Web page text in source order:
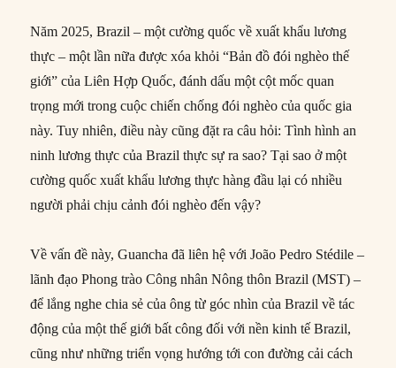
Năm 2025, Brazil – một cường quốc về xuất khẩu lương
thực – một lần nữa được xóa khỏi “Bản đồ đói nghèo thế
giới” của Liên Hợp Quốc, đánh dấu một cột mốc quan
trọng mới trong cuộc chiến chống đói nghèo của quốc gia
này. Tuy nhiên, điều này cũng đặt ra câu hỏi: Tình hình an
ninh lương thực của Brazil thực sự ra sao? Tại sao ở một
cường quốc xuất khẩu lương thực hàng đầu lại có nhiều
người phải chịu cảnh đói nghèo đến vậy?
Về vấn đề này, Guancha đã liên hệ với João Pedro Stédile –
lãnh đạo Phong trào Công nhân Nông thôn Brazil (MST) –
để lắng nghe chia sẻ của ông từ góc nhìn của Brazil về tác
động của một thế giới bất công đối với nền kinh tế Brazil,
cũng như những triển vọng hướng tới con đường cải cách